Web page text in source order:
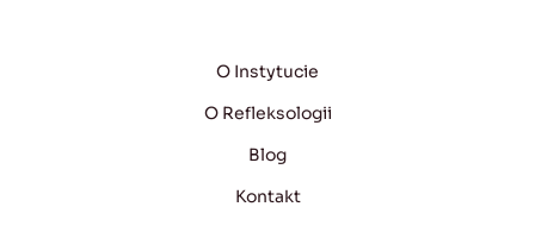
O Instytucie
O Refleksologii
Blog
Kontakt